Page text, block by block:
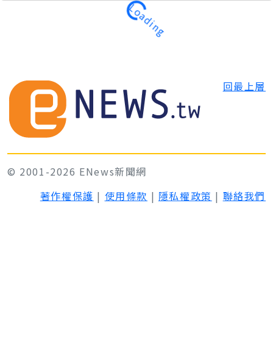
Loading
回最上層
© 2001-2026 ENews新聞網
著作權保護 | 使用條款 | 隱私權政策 | 聯絡我們